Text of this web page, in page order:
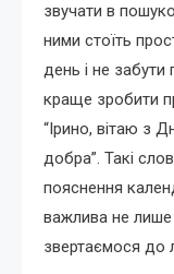
звучати в
ними стоїть
день і не
краще зробити
“Ірино, вітаю з
добра”. Такі
пояснення
важлива не
звертаємося до